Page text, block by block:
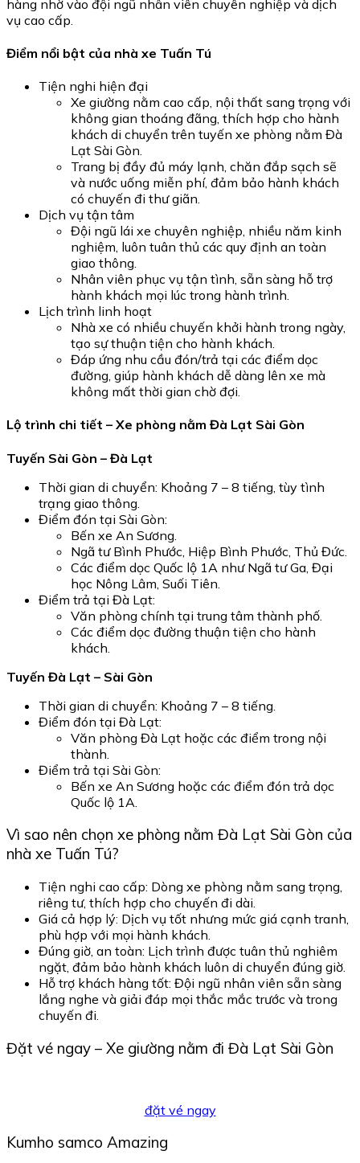
hàng nhờ vào đội ngũ nhân viên chuyên nghiệp và dịch
vụ cao cấp.
Điểm nổi bật của nhà xe Tuấn Tú
Tiện nghi hiện đại
Xe giường nằm cao cấp, nội thất sang trọng với
không gian thoáng đãng, thích hợp cho hành
khách di chuyển trên tuyến xe phòng nằm Đà
Lạt Sài Gòn.
Trang bị đầy đủ máy lạnh, chăn đắp sạch sẽ
và nước uống miễn phí, đảm bảo hành khách
có chuyến đi thư giãn.
Dịch vụ tận tâm
Đội ngũ lái xe chuyên nghiệp, nhiều năm kinh
nghiệm, luôn tuân thủ các quy định an toàn
giao thông.
Nhân viên phục vụ tận tình, sẵn sàng hỗ trợ
hành khách mọi lúc trong hành trình.
Lịch trình linh hoạt
Nhà xe có nhiều chuyến khởi hành trong ngày,
tạo sự thuận tiện cho hành khách.
Đáp ứng nhu cầu đón/trả tại các điểm dọc
đường, giúp hành khách dễ dàng lên xe mà
không mất thời gian chờ đợi.
Lộ trình chi tiết – Xe phòng nằm Đà Lạt Sài Gòn
Tuyến Sài Gòn – Đà Lạt
Thời gian di chuyển: Khoảng 7 – 8 tiếng, tùy tình
trạng giao thông.
Điểm đón tại Sài Gòn:
Bến xe An Sương.
Ngã tư Bình Phước, Hiệp Bình Phước, Thủ Đức.
Các điểm dọc Quốc lộ 1A như Ngã tư Ga, Đại
học Nông Lâm, Suối Tiên.
Điểm trả tại Đà Lạt:
Văn phòng chính tại trung tâm thành phố.
Các điểm dọc đường thuận tiện cho hành
khách.
Tuyến Đà Lạt – Sài Gòn
Thời gian di chuyển: Khoảng 7 – 8 tiếng.
Điểm đón tại Đà Lạt:
Văn phòng Đà Lạt hoặc các điểm trong nội
thành.
Điểm trả tại Sài Gòn:
Bến xe An Sương hoặc các điểm đón trả dọc
Quốc lộ 1A.
Vì sao nên chọn xe phòng nằm Đà Lạt Sài Gòn của
nhà xe Tuấn Tú?
Tiện nghi cao cấp: Dòng xe phòng nằm sang trọng,
riêng tư, thích hợp cho chuyến đi dài.
Giá cả hợp lý: Dịch vụ tốt nhưng mức giá cạnh tranh,
phù hợp với mọi hành khách.
Đúng giờ, an toàn: Lịch trình được tuân thủ nghiêm
ngặt, đảm bảo hành khách luôn di chuyển đúng giờ.
Hỗ trợ khách hàng tốt: Đội ngũ nhân viên sẵn sàng
lắng nghe và giải đáp mọi thắc mắc trước và trong
chuyến đi.
Đặt vé ngay – Xe giường nằm đi Đà Lạt Sài Gòn
đặt vé ngay
Kumho samco Amazing